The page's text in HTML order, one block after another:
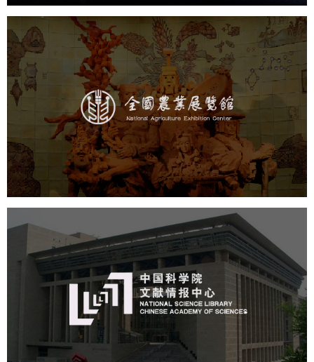
农业展览馆
文化艺术 展馆网站建设
博物馆展厅设计
数字博物馆建设
展厅空间设计
企业展厅设计
公司展厅设计
北京展厅设计 产品展厅设计
中国科学院文献情报中心
网站建设
数字博物馆建设
展厅空间设计
产品展厅设计